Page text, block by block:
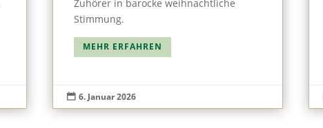
Zuhörer in barocke weihnachtliche
Stimmung.
MEHR ERFAHREN
 6. Januar 2026